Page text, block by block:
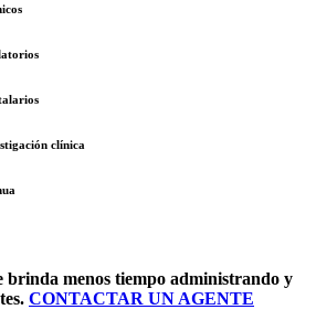
clínica
brinda menos tiempo administrando y
CONTACTAR UN AGENTE